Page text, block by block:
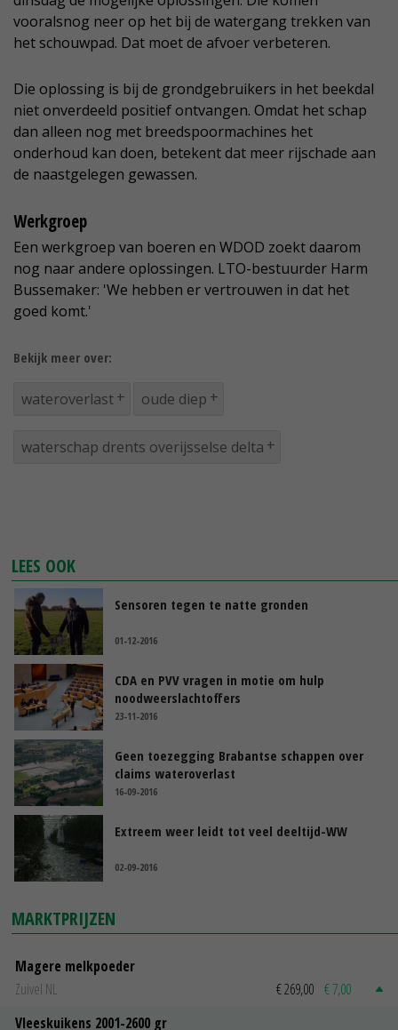
vooralsnog neer op het bij de watergang trekken van
het schouwpad. Dat moet de afvoer verbeteren.
Die oplossing is bij de grondgebruikers in het beekdal
niet onverdeeld positief ontvangen. Omdat het schap
dan alleen nog met breedspoormachines het
onderhoud kan doen, betekent dat meer rijschade aan
de naastgelegen gewassen.
Werkgroep
Een werkgroep van boeren en WDOD zoekt daarom
nog naar andere oplossingen. LTO-bestuurder Harm
Bussemaker: 'We hebben er vertrouwen in dat het
goed komt.'
Bekijk meer over:
wateroverlast oude diep
waterschap drents overijsselse delta
LEES OOK
Sensoren tegen te natte gronden
01-12-2016
CDA en PVV vragen in motie om hulp
noodweerslachtoffers
23-11-2016
Geen toezegging Brabantse schappen over
claims wateroverlast
16-09-2016
Extreem weer leidt tot veel deeltijd-WW
02-09-2016
MARKTPRIJZEN
Magere melkpoeder
Zuivel NL
€ 269,00 € 7,00
Vleeskuikens 2001-2600 gr